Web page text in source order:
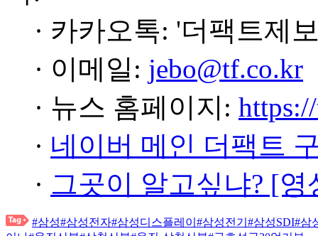
· 카카오톡: '더팩트제
· 이메일: jebo@tf.co.kr
· 뉴스 홈페이지:
· 네이버 메인 더팩트
· 그곳이 알고싶냐? [
#삼성#삼성전자#삼성디스플레이 #삼성전기 #삼성SDI#삼